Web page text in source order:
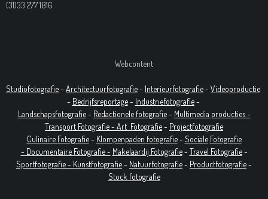
(31)33 277 1816
Webcontent
Studiofotografie- Architectuurfotografie- Interieurfotografie- Videoproductie
- Bedrijfsreportage- Industriefotografie-
Landschapsfotografie- Redactionele fotografie- Multimedia producties -
Transport Fotografie - Art Fotografie- Projectfotografie
Culinaire Fotografie- Klompenpaden fotografie- Sociale Fotografie
- Documentaire Fotografie- Makelaardij Fotografie- Travel Fotografie-
Sportfotografie - Kunstfotografie- Natuurfotografie- Productfotografie-
Stock fotografie